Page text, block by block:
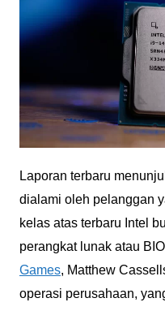
Laporan terbaru
dialami oleh pelanggan
kelas atas terbaru Intel
perangkat lunak atau
Games, Matthew
operasi perusahaan,